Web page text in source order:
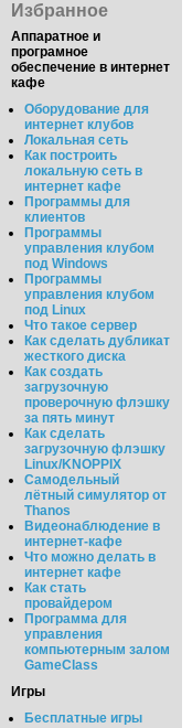
Избранное
Аппаратное и
програмное
обеспечение в интернет
кафе
Оборудование для
интернет клубов
Локальная сеть
Как построить
локальную сеть в
интернет кафе
Программы для
клиентов
Программы
управления клубом
под Windows
Программы
управления клубом
под Linux
Что такое сервер
Как сделать дубликат
жесткого диска
Как создать
загрузочную
проверочную флэшку
за пять минут
Как сделать
загрузочную флэшку
Linux/KNOPPIX
Самодельный
лётный симулятор от
Thanos
Видеонаблюдение в
интернет-кафе
Что можно делать в
интернет кафе
Как стать
провайдером
Программа для
управления
компьютерным залом
GameClass
Игры
Бесплатные игры